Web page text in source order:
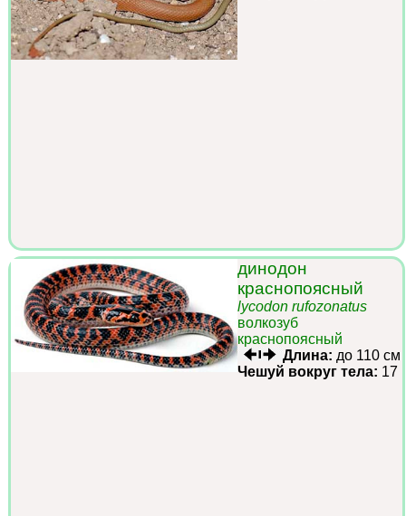
динодон
краснопоясный
lycodon rufozonatus
волкозуб
краснопоясный
Длина: до 110 см
Чешуй вокруг тела: 17